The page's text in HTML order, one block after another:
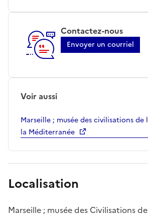
Contactez-nous
Envoyer un courriel
Voir aussi
Marseille ; musée des civilisations
la Méditerranée
Localisation
Marseille ; musée des Civilisations